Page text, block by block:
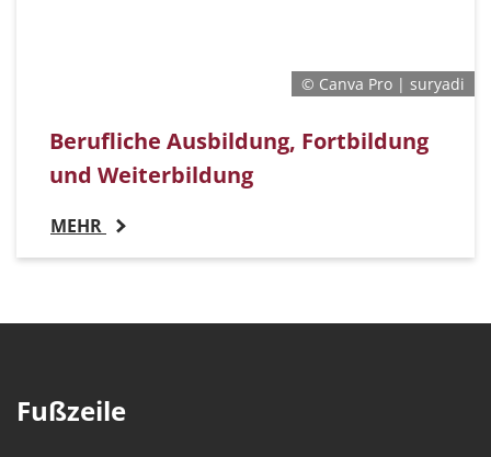
© Canva Pro | suryadi
Berufliche Ausbildung, Fortbildung
und Weiterbildung
MEHR
Fußzeile